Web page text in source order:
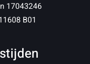
17043246
B01